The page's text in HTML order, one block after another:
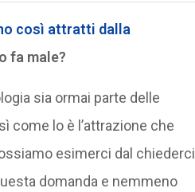
così attratti dalla
fa male?
sia ormai parte delle
come lo è l’attrazione che
esimerci dal chiederci
domanda e nemmeno